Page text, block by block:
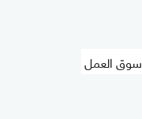
سوق العمل